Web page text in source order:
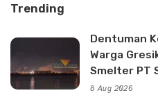
Trending
Dentuman
Warga
Smelter PT
8 Aug 2026